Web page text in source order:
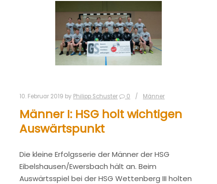
10. Februar 2019 by Philipp Schuster 0 Männer
Männer I: HSG holt wichtigen
Auswärtspunkt
Die kleine Erfolgsserie der Männer der HSG
Eibelshausen/Ewersbach hält an. Beim
Auswärtsspiel bei der HSG Wettenberg III holten